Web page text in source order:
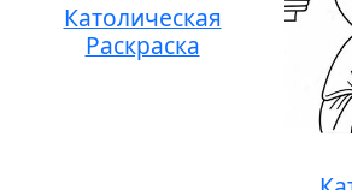
Католическая
Раскраска